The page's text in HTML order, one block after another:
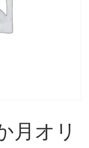
月オリ